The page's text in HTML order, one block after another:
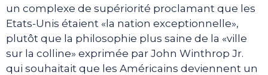
un complexe de supériorité proclamant que les
Etats-Unis étaient «la nation exceptionnelle»,
plutôt que la philosophie plus saine de la «ville
sur la colline» exprimée par John Winthrop Jr.
qui souhaitait que les Américains deviennent un